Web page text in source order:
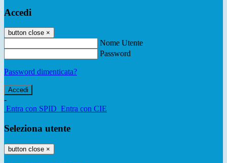
Accedi
button close ×
Nome Utente
Password
Password dimenticata?
-
Entra con SPID Entra con CIE
Seleziona utente
button close ×